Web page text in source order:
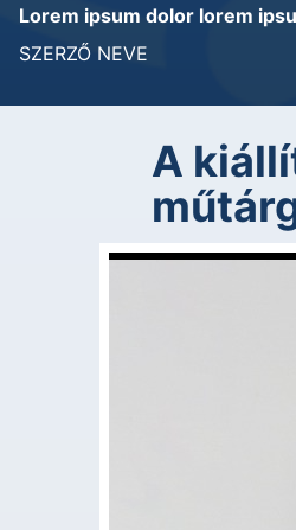
Lorem ipsum dolor lorem
SZERZŐ NEVE
A